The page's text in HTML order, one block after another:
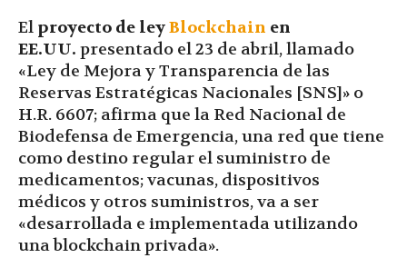
El proyecto de leyBlockchain en
EE.UU. presentado el 23 de abril, llamado
«Ley de Mejora y Transparencia de las
Reservas Estratégicas Nacionales [SNS]» o
H.R. 6607; afirma que la Red Nacional de
Biodefensa de Emergencia, una red que tiene
como destino regular el suministro de
medicamentos; vacunas, dispositivos
médicos y otros suministros, va a ser
«desarrollada e implementada utilizando
una blockchain privada».